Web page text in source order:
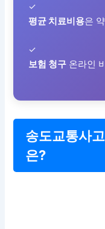
✓
평균 치료비용은 약
✓
보험 청구 온라인
송도교통사
은?